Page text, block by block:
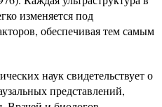
изменяется под
обеспечивая тем самым
наук свидетельствует о
представлений,